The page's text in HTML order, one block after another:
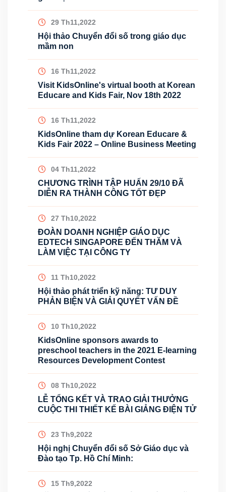
29 Th11,2022
Hội thảo Chuyển đổi số trong giáo dục
mầm non
16 Th11,2022
Visit KidsOnline's virtual booth at Korean
Educare and Kids Fair, Nov 18th 2022
16 Th11,2022
KidsOnline tham dự Korean Educare &
Kids Fair 2022 – Online Business Meeting
04 Th11,2022
CHƯƠNG TRÌNH TẬP HUẤN 29/10 ĐÃ
DIỄN RA THÀNH CÔNG TỐT ĐẸP
27 Th10,2022
ĐOÀN DOANH NGHIỆP GIÁO DỤC
EDTECH SINGAPORE ĐẾN THĂM VÀ
LÀM VIỆC TẠI CÔNG TY
11 Th10,2022
Hội thảo phát triển kỹ năng: TƯ DUY
PHẢN BIỆN VÀ GIẢI QUYẾT VẤN ĐỀ
10 Th10,2022
KidsOnline sponsors awards to
preschool teachers in the 2021 E-learning
Resources Development Contest
08 Th10,2022
LỄ TỔNG KẾT VÀ TRAO GIẢI THƯỞNG
CUỘC THI THIẾT KẾ BÀI GIẢNG ĐIỆN TỬ
23 Th9,2022
Hội nghị Chuyển đổi số Sở Giáo dục và
Đào tạo Tp. Hồ Chí Minh:
15 Th9,2022